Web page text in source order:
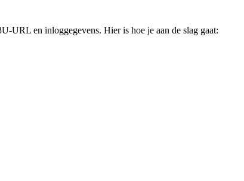
URL en inloggegevens. Hier is hoe je aan de slag gaat: